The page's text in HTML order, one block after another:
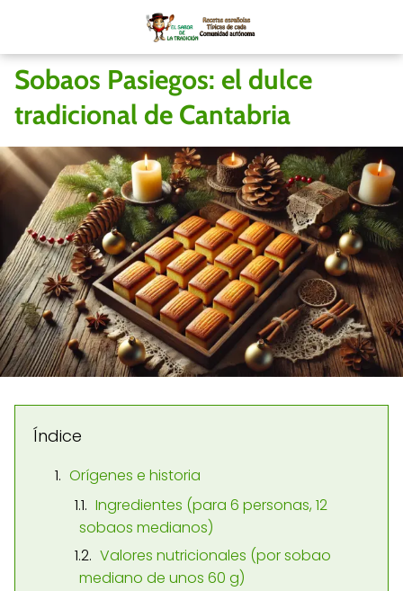
Sobaos Pasiegos: el dulce
tradicional de Cantabria
Índice
Orígenes e historia
Ingredientes (para 6 personas, 12
sobaos medianos)
Valores nutricionales (por sobao
mediano de unos 60 g)